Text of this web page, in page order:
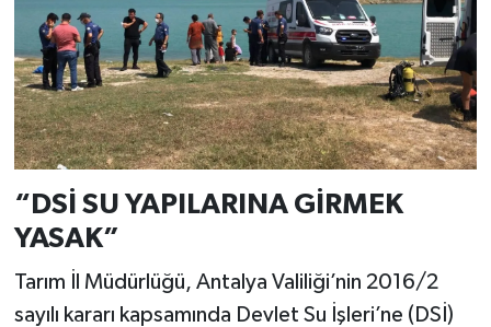
“DSİ SU YAPILARINA GİRMEK
YASAK”
Tarım İl Müdürlüğü, Antalya Valiliği’nin 2016/2
sayılı kararı kapsamında Devlet Su İşleri’ne (DSİ)